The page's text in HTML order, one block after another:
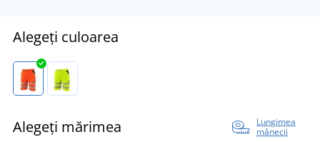
Alegeți culoarea
Alegeți mărimea
Lungimea
mânecii